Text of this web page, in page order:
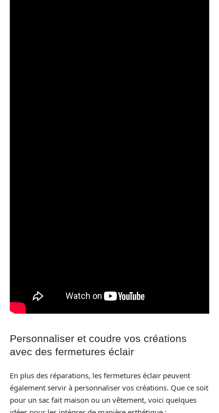
Personnaliser et coudre vos créations
avec des fermetures éclair
En plus des réparations, les fermetures éclair peuvent
également servir à personnaliser vos créations. Que ce soit
pour un sac fait maison ou un vêtement, voici quelques